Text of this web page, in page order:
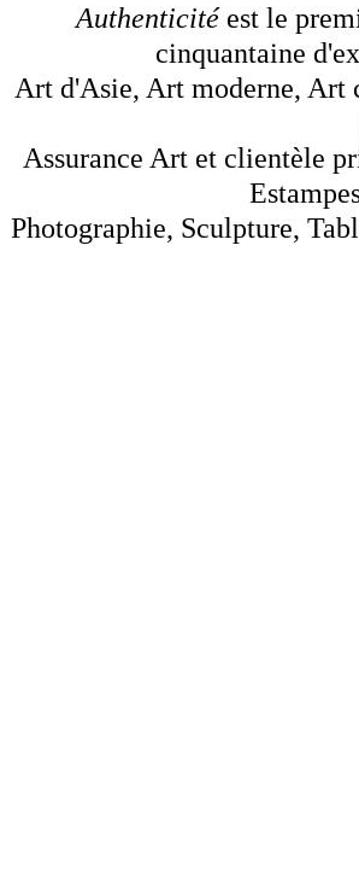
Authenticitéest le
cinquantaine
Art d'Asie, Art moderne, Art
Assurance Art et clientèle
Photographie, Sculpture,